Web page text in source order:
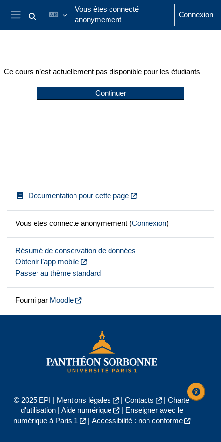
Passer au contenu principal
Panneau latéral
Activer/désactiver la saisie de recherche
Vous êtes connecté
anonymement
Connexion
Ce cours n’est actuellement pas disponible pour les étudiants
Continuer
Documentation pour cette page
Vous êtes connecté anonymement (Connexion)
Résumé de conservation de données
Obtenir l’app mobile
Passer au thème standard
Fourni par Moodle
© 2025 EPI | Mentions légales | Contacts | Charte
d'utilisation| Aide numérique |
Enseigner avec le
numérique à Paris 1
| Accessibilité : non conforme